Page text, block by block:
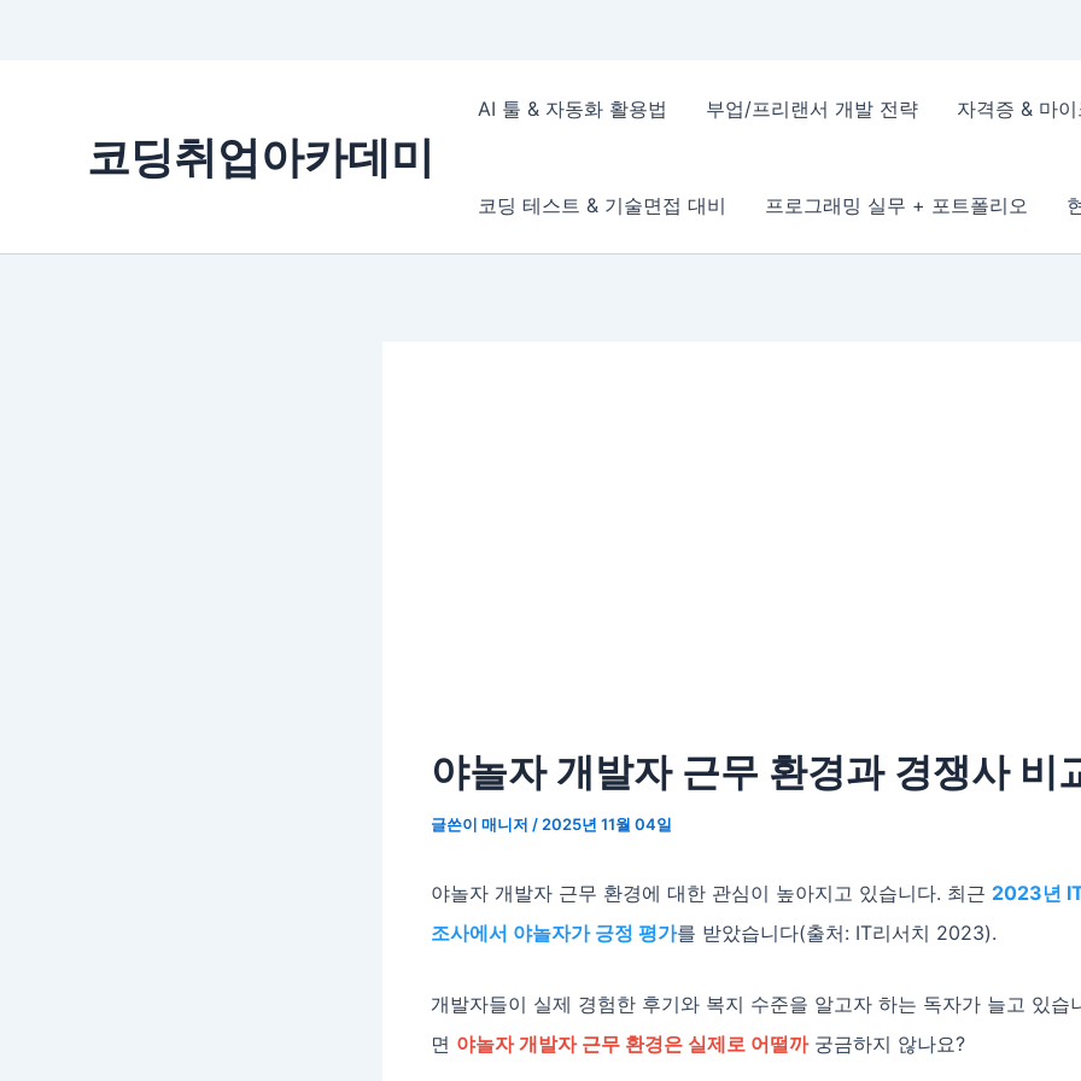
코딩취업아카데미
AI 툴 & 자동화 활용법 부업/프리랜서 개발 전략 자격증 & 마
코딩 테스트 & 기술면접 대비 프로그래밍 실무 + 포트폴리오
야놀자 개발자 근무 환경과 경쟁사 비
글쓴이 매니저 / 2025년 11월 04일
야놀자 개발자 근무 환경에 대한 관심이 높아지고 있습니다. 최근 2023년
조사에서 야놀자가 긍정 평가를 받았습니다(출처: IT리서치 2023).
개발자들이 실제 경험한 후기와 복지 수준을 알고자 하는 독자가 늘고 있습
면 야놀자 개발자 근무 환경은 실제로 어떨까궁금하지 않나요?